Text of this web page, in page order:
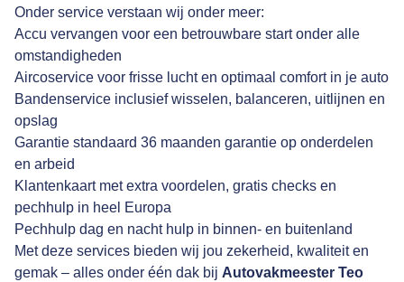
Onder service verstaan wij onder meer:
Accu vervangen voor een betrouwbare start onder alle
omstandigheden
Aircoservice voor frisse lucht en optimaal comfort in je auto
Bandenservice inclusief wisselen, balanceren, uitlijnen en
opslag
Garantie standaard 36 maanden garantie op onderdelen
en arbeid
Klantenkaart met extra voordelen, gratis checks en
pechhulp in heel Europa
Pechhulp dag en nacht hulp in binnen- en buitenland
Met deze services bieden wij jou zekerheid, kwaliteit en
gemak – alles onder één dak bij Autovakmeester Teo